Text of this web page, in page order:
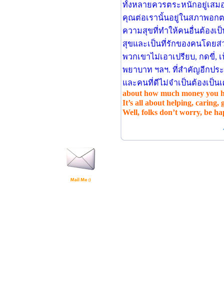
ทั้งหลายควรตระหนักอยู่เส
คุณต่อเรานั้นอยู่ในสภาพอก
ความสุขที่ทําให้คนอื่นต้องเ
สุขและเป็นที่รักของคนโดย
พวกเขาไม่เอาเปรียบ, กดขี่,
พยาบาท ฯลฯ. ที่สําคัญอีกปร
และคนที่ดีไม่จําเป็นต้องเป็น
about how much money you
It’s all about helping, caring,
Well, folks don’t worry, be